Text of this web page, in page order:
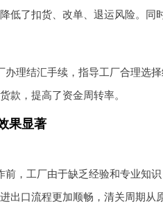
低了扣货、改单、退运风险。同
办理结汇手续，指导工厂合理选
款，提高了资金周转率。
果显著
前，工厂由于缺乏经验和专业知
出口流程更加顺畅，清关周期从